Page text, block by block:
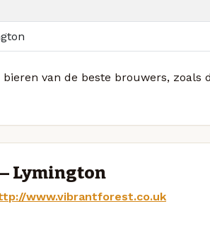
van de beste brouwers, zoals
Lymington
www.vibrantforest.co.uk